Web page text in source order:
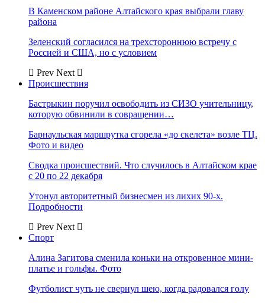
В Каменском районе Алтайского края выбрали главу
района
Зеленский согласился на трехстороннюю встречу с
Россией и США, но с условием
Prev Next
Происшествия
Бастрыкин поручил освободить из СИЗО учительницу,
которую обвинили в совращении…
Барнаульская маршрутка сгорела «до скелета» возле ТЦ.
Фото и видео
Сводка происшествий. Что случилось в Алтайском крае
с 20 по 22 декабря
Утонул авторитетный бизнесмен из лихих 90-х.
Подробности
Prev Next
Спорт
Алина Загитова сменила коньки на откровенное мини-
платье и гольфы. Фото
Футболист чуть не свернул шею, когда радовался голу